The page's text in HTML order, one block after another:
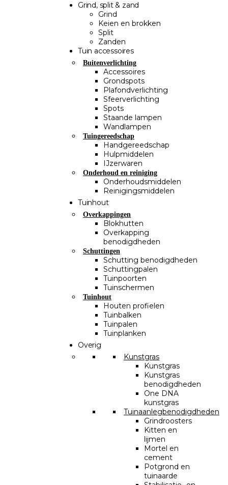
Grind, split & zand
Grind
Keien en brokken
Split
Zanden
Tuin accessoires
Buitenverlichting
Accessoires
Grondspots
Plafondverlichting
Sfeerverlichting
Spots
Staande lampen
Wandlampen
Tuingereedschap
Handgereedschap
Hulpmiddelen
IJzerwaren
Onderhoud en reiniging
Onderhoudsmiddelen
Reinigingsmiddelen
Tuinhout
Overkappingen
Blokhutten
Overkapping
benodigdheden
Schuttingen
Schutting benodigdheden
Schuttingpalen
Tuinpoorten
Tuinschermen
Tuinhout
Houten profielen
Tuinbalken
Tuinpalen
Tuinplanken
Overig
Kunstgras
Kunstgras
Kunstgras
benodigdheden
One DNA
kunstgras
Tuinaanlegbenodigdheden
Grindroosters
Kitten en
lijmen
Mortel en
cement
Potgrond en
tuinaarde